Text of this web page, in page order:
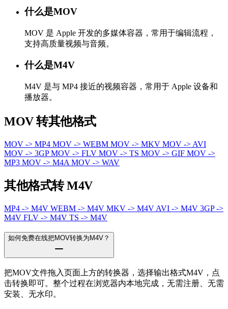
什么是MOV
MOV 是 Apple 开发的多媒体容器，常用于编辑流程，
支持高质量视频与音频。
什么是M4V
M4V 是与 MP4 接近的视频容器，常用于 Apple 设备和
播放器。
MOV 转其他格式
MOV -> MP4 MOV -> WEBM MOV -> MKV MOV -> AVI
MOV -> 3GPMOV -> FLV MOV -> TS MOV -> GIF MOV ->
MP3 MOV -> M4A MOV -> WAV
其他格式转 M4V
MP4 -> M4V WEBM -> M4V MKV -> M4V AVI -> M4V 3GP ->
M4V FLV -> M4V TS -> M4V
如何免费在线把MOV转换为M4V？
把MOV文件拖入页面上方的转换器，选择输出格式M4V，点
击转换即可。整个过程在浏览器内本地完成，无需注册、无需
安装、无水印。